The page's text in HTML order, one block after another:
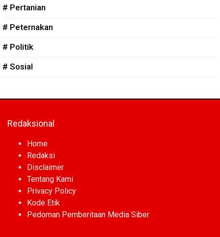
# Pertanian
# Peternakan
# Politik
# Sosial
Redaksional
Home
Redaksi
Disclaimer
Tentang Kami
Privacy Policy
Kode Etik
Pedoman Pemberitaan Media Siber